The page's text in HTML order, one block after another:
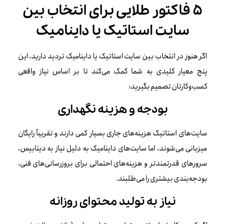
۵ فاکتور طلایی برای انتخاب بین
سایت استاتیک یا داینامیک
اگر هنوز در انتخاب بین سایت استاتیک یا داینامیک تردید دارید، این
پنج معیار کلیدی به شما کمک می‌کند تا بر اساس نیاز واقعی
کسب‌وکارتان تصمیم بگیرید:
بودجه و هزینه نگهداری
سایت‌های استاتیک هزینه‌های جاری بسیار کمی دارند و تقریباً رایگان
میزبانی می‌شوند، اما سایت‌های داینامیک به دلیل نیاز به دیتابیس،
سرورهای قدرتمندتر و هزینه‌های احتمالی برای بروزرسانی‌های فنی،
بودجه‌بندی بیشتری را می‌طلبند.
نیاز به تولید محتوای روزانه